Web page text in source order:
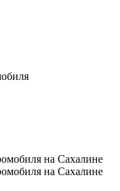
на Сахалине
на Сахалине